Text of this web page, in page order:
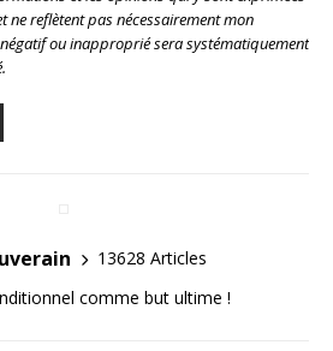
ne reflètent pas nécessairement mon
ou inapproprié sera systématiquement
13628 Articles
comme but ultime !